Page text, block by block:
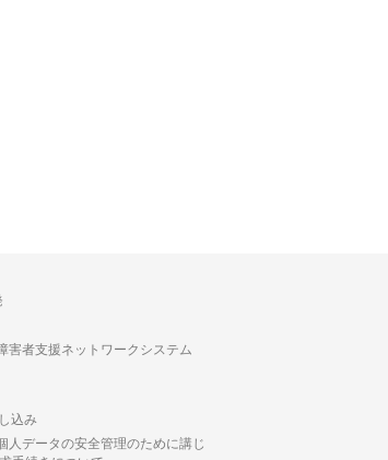
害者支援ネットワークシステム
込み
人データの安全管理のために講じ